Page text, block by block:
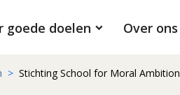
goede doelen Over ons
Stichting School for Moral Ambition